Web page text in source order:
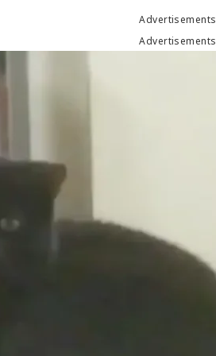
Advertisements
Advertisements